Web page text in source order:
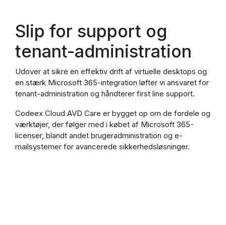
Slip for support og
tenant-administration
Udover at sikre en effektiv drift af virtuelle desktops og
en stærk Microsoft 365-integration løfter vi ansvaret for
tenant-administration og håndterer first line support.
Codeex Cloud AVD Care er bygget op om de fordele og
værktøjer, der følger med i købet af Microsoft 365-
licenser, blandt andet brugeradministration og e-
mailsystemer for avancerede sikkerhedsløsninger.